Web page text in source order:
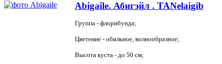
Abigaile. Абигэйл . TANelaigib
Группа - флорибунда;
Цветение - обильное, волнообразное;
Высота куста - до 50 см;